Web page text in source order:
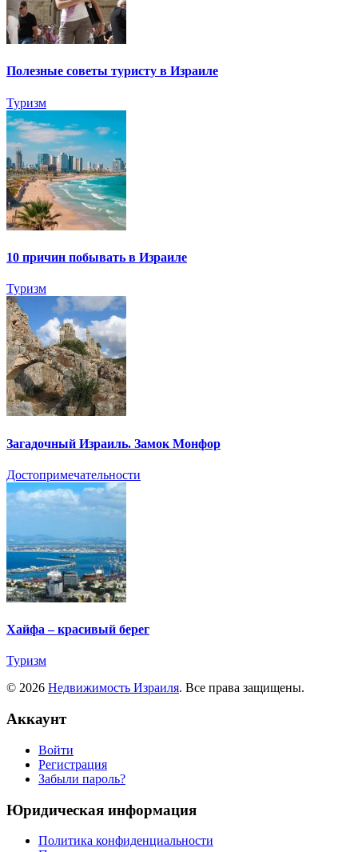
Полезные советы туристу в Израиле
Туризм
10 причин побывать в Израиле
Туризм
Загадочный Израиль. Замок Монфор
Достопримечательности
Хайфа – красивый берег
Туризм
© 2026 Недвижимость Израиля. Все права защищены.
Аккаунт
Войти
Регистрация
Забыли пароль?
Юридическая информация
Политика конфиденциальности